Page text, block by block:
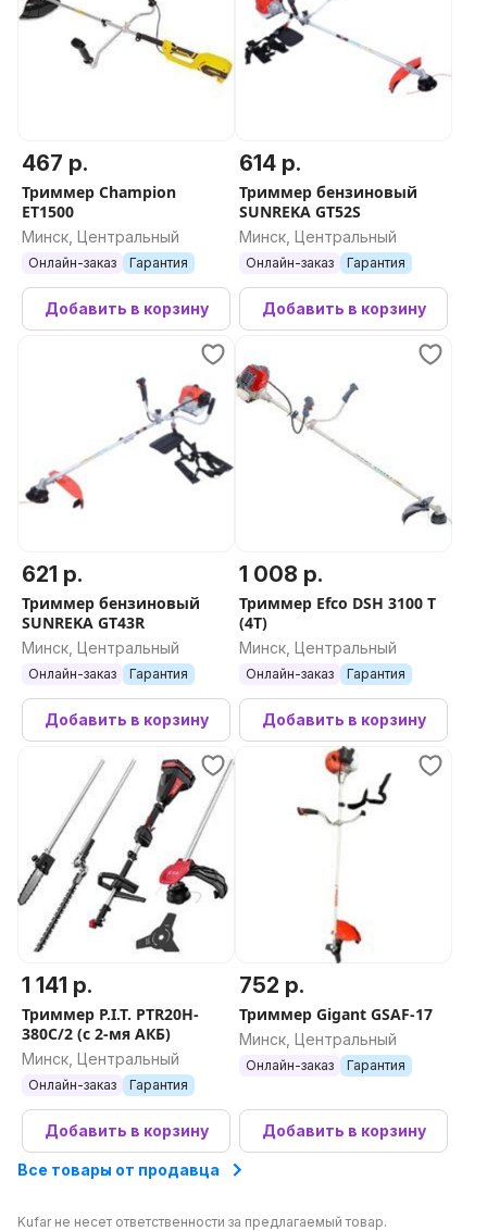
467 р.
Триммер Champion
ET1500
Минск, Центральный
Онлайн-заказ Гарантия
Добавить в корзину
614 р.
Триммер бензиновый
SUNREKA GT52S
Минск, Центральный
Онлайн-заказ Гарантия
Добавить в корзину
621 р.
Триммер бензиновый
SUNREKA GT43R
Минск, Центральный
Онлайн-заказ Гарантия
Добавить в корзину
1 008 р.
Триммер Efco DSH 3100 T
(4T)
Минск, Центральный
Онлайн-заказ Гарантия
Добавить в корзину
1 141 р.
Триммер P.I.T. PTR20H-
380C/2 (с 2-мя АКБ)
Минск, Центральный
Онлайн-заказ Гарантия
Добавить в корзину
752 р.
Триммер Gigant GSAF-17
Минск, Центральный
Онлайн-заказ Гарантия
Добавить в корзину
Все товары от продавца
Kufar не несет ответственности за предлагаемый товар.